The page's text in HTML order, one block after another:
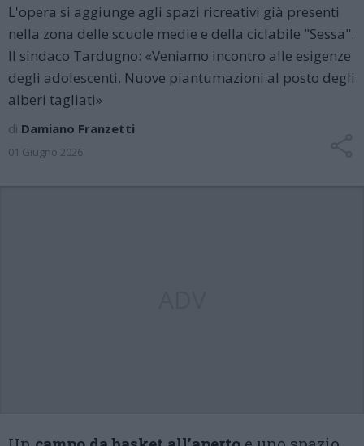
L'opera si aggiunge agli spazi ricreativi già presenti
nella zona delle scuole medie e della ciclabile "Sessa".
Il sindaco Tardugno: «Veniamo incontro alle esigenze
degli adolescenti. Nuove piantumazioni al posto degli
alberi tagliati»
di Damiano Franzetti
01 Giugno 2026